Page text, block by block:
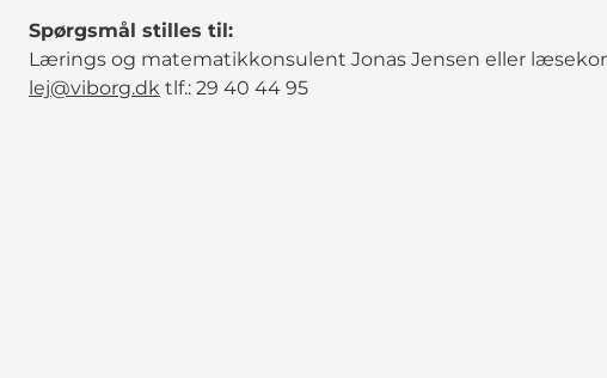
Spørgsmål stilles til:
Lærings og matematikkonsulent Jonas Jensen eller
lej@viborg.dk tlf.: 29 40 44 95